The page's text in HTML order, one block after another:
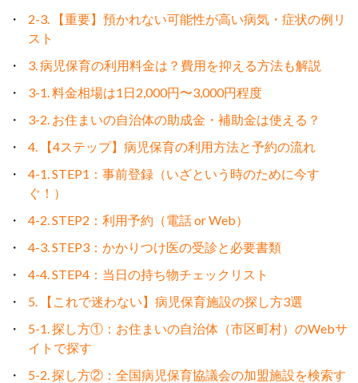
2-3. 【重要】預かれない可能性が高い病気・症状の例リ
スト
3. 病児保育の利用料金は？費用を抑える方法も解説
3-1. 料金相場は1日2,000円〜3,000円程度
3-2. お住まいの自治体の助成金・補助金は使える？
4. 【4ステップ】病児保育の利用方法と予約の流れ
4-1. STEP1：事前登録（いざという時のために今す
ぐ！）
4-2. STEP2：利用予約（電話 or Web）
4-3. STEP3：かかりつけ医の受診と必要書類
4-4. STEP4：当日の持ち物チェックリスト
5. 【これで迷わない】病児保育施設の探し方3選
5-1. 探し方①：お住まいの自治体（市区町村）のWebサ
イトで探す
5-2. 探し方②：全国病児保育協議会の加盟施設を検索す